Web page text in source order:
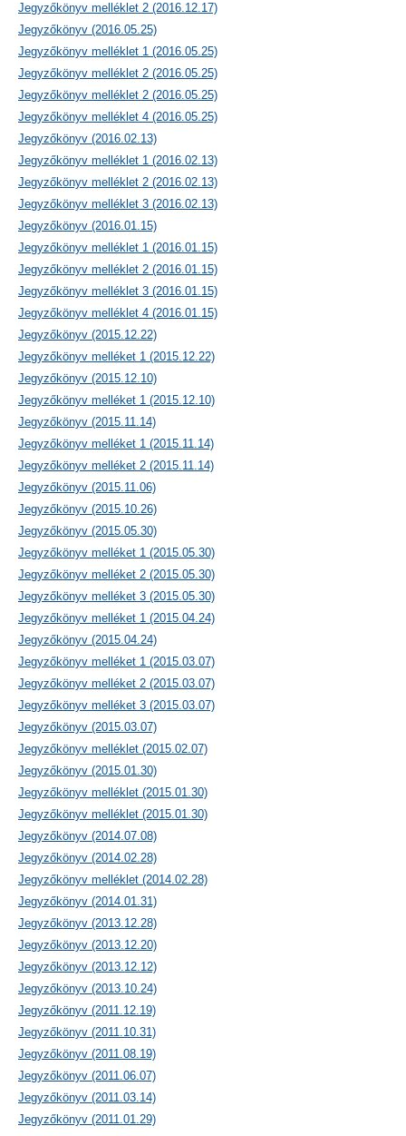
Jegyzőkönyv melléklet 2 (2016.12.17)
Jegyzőkönyv (2016.05.25)
Jegyzőkönyv melléklet 1 (2016.05.25)
Jegyzőkönyv melléklet 2 (2016.05.25)
Jegyzőkönyv melléklet 2 (2016.05.25)
Jegyzőkönyv melléklet 4 (2016.05.25)
Jegyzőkönyv (2016.02.13)
Jegyzőkönyv melléklet 1 (2016.02.13)
Jegyzőkönyv melléklet 2 (2016.02.13)
Jegyzőkönyv melléklet 3 (2016.02.13)
Jegyzőkönyv (2016.01.15)
Jegyzőkönyv melléklet 1 (2016.01.15)
Jegyzőkönyv melléklet 2 (2016.01.15)
Jegyzőkönyv melléklet 3 (2016.01.15)
Jegyzőkönyv melléklet 4 (2016.01.15)
Jegyzőkönyv (2015.12.22)
Jegyzőkönyv melléket 1 (2015.12.22)
Jegyzőkönyv (2015.12.10)
Jegyzőkönyv melléket 1 (2015.12.10)
Jegyzőkönyv (2015.11.14)
Jegyzőkönyv melléket 1 (2015.11.14)
Jegyzőkönyv melléket 2 (2015.11.14)
Jegyzőkönyv (2015.11.06)
Jegyzőkönyv (2015.10.26)
Jegyzőkönyv (2015.05.30)
Jegyzőkönyv melléket 1 (2015.05.30)
Jegyzőkönyv melléket 2 (2015.05.30)
Jegyzőkönyv melléket 3 (2015.05.30)
Jegyzőkönyv melléket 1 (2015.04.24)
Jegyzőkönyv (2015.04.24)
Jegyzőkönyv melléket 1 (2015.03.07)
Jegyzőkönyv melléket 2 (2015.03.07)
Jegyzőkönyv melléket 3 (2015.03.07)
Jegyzőkönyv (2015.03.07)
Jegyzőkönyv melléklet (2015.02.07)
Jegyzőkönyv (2015.01.30)
Jegyzőkönyv melléklet (2015.01.30)
Jegyzőkönyv melléklet (2015.01.30)
Jegyzőkönyv (2014.07.08)
Jegyzőkönyv (2014.02.28)
Jegyzőkönyv melléklet (2014.02.28)
Jegyzőkönyv (2014.01.31)
Jegyzőkönyv (2013.12.28)
Jegyzőkönyv (2013.12.20)
Jegyzőkönyv (2013.12.12)
Jegyzőkönyv (2013.10.24)
Jegyzőkönyv (2011.12.19)
Jegyzőkönyv (2011.10.31)
Jegyzőkönyv (2011.08.19)
Jegyzőkönyv (2011.06.07)
Jegyzőkönyv (2011.03.14)
Jegyzőkönyv (2011.01.29)